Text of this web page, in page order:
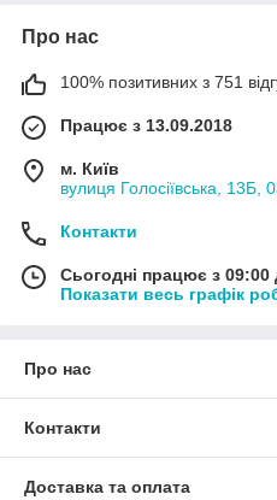
Про нас
100% позитивних з 751
Працює з 13.09.2018
м. Київ
вулиця Голосіївська, 13Б,
Контакти
Сьогодні працює з 09:00
Показати весь графік
Про нас
Контакти
Доставка та оплата